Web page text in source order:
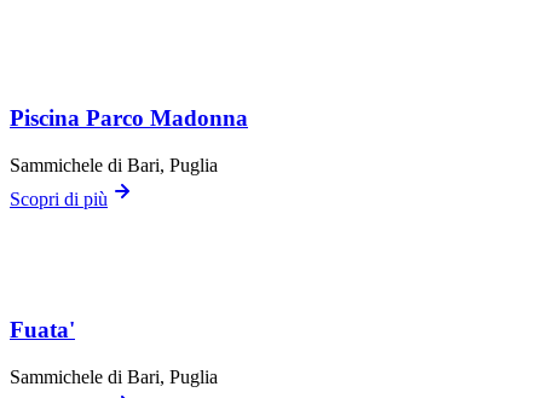
Piscina Parco Madonna
Sammichele di Bari, Puglia
Scopri di più
Fuata'
Sammichele di Bari, Puglia